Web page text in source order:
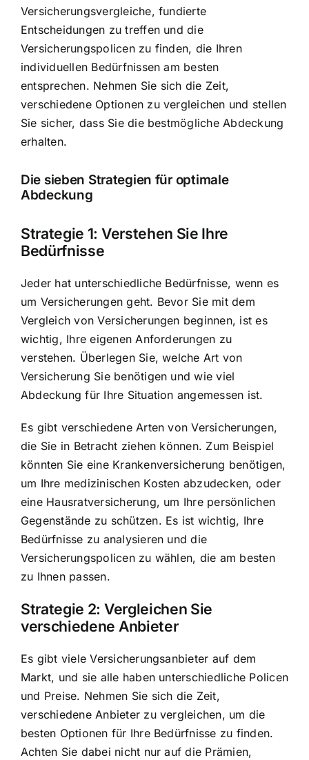
Versicherungsvergleiche, fundierte
Entscheidungen zu treffen und die
Versicherungspolicen zu finden, die Ihren
individuellen Bedürfnissen am besten
entsprechen. Nehmen Sie sich die Zeit,
verschiedene Optionen zu vergleichen und stellen
Sie sicher, dass Sie die bestmögliche Abdeckung
erhalten.
Die sieben Strategien für optimale
Abdeckung
Strategie 1: Verstehen Sie Ihre
Bedürfnisse
Jeder hat unterschiedliche Bedürfnisse, wenn es
um Versicherungen geht. Bevor Sie mit dem
Vergleich von Versicherungen beginnen, ist es
wichtig, Ihre eigenen Anforderungen zu
verstehen. Überlegen Sie, welche Art von
Versicherung Sie benötigen und wie viel
Abdeckung für Ihre Situation angemessen ist.
Es gibt verschiedene Arten von Versicherungen,
die Sie in Betracht ziehen können. Zum Beispiel
könnten Sie eine Krankenversicherung benötigen,
um Ihre medizinischen Kosten abzudecken, oder
eine Hausratversicherung, um Ihre persönlichen
Gegenstände zu schützen. Es ist wichtig, Ihre
Bedürfnisse zu analysieren und die
Versicherungspolicen zu wählen, die am besten
zu Ihnen passen.
Strategie 2: Vergleichen Sie
verschiedene Anbieter
Es gibt viele Versicherungsanbieter auf dem
Markt, und sie alle haben unterschiedliche Policen
und Preise. Nehmen Sie sich die Zeit,
verschiedene Anbieter zu vergleichen, um die
besten Optionen für Ihre Bedürfnisse zu finden.
Achten Sie dabei nicht nur auf die Prämien,